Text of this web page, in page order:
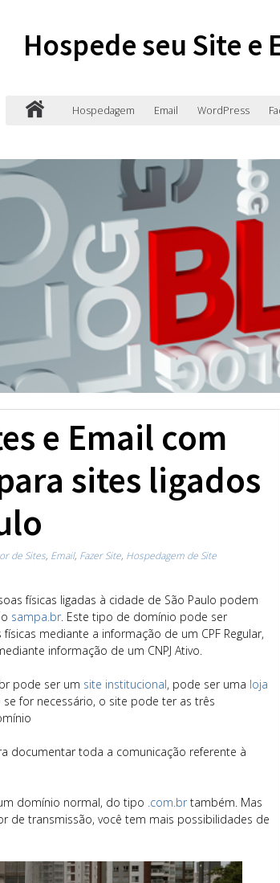
Hospede seu Site e
Hospedagem Email WordPress
e Email com
sites ligados
de Sites, Email, Fazer Site, Hospedagem de Site
físicas ligadas à cidade de São Paulo podem
sampa.br. Este tipo de domínio pode ser
mediante a informação de um CPF Regular,
informação de um CNPJ Ativo.
pode ser um site institucional, pode ser uma loja
se for necessário, o site pode ter as três
documentar toda a comunicação referente à
domínio normal, do tipo .com.br também. Mas
transmissão, você tem mais possibilidades de